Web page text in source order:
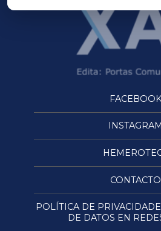
FACEBOOK
INSTAGRAM
CONTACTO
POLÍTICA DE
DE DATOS EN